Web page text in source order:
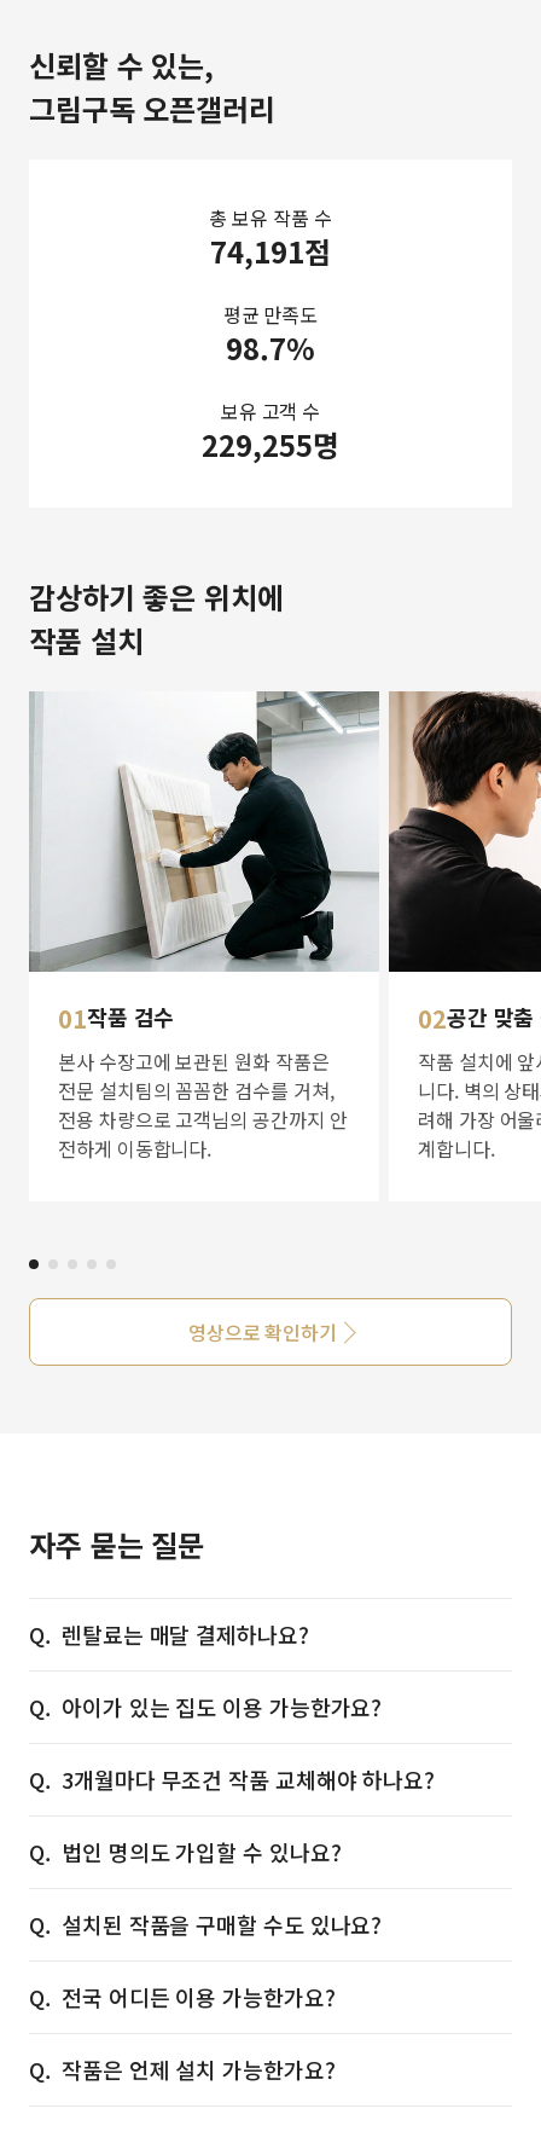
신뢰할 수 있는,
그림구독 오픈갤러리
총 보유 작품 수
74,191점
평균 만족도
98.7%
보유 고객 수
229,255명
감상하기 좋은 위치에
작품 설치
01작품 검수
본사 수장고에 보관된 원화 작품은
전문 설치팀의 꼼꼼한 검수를 거쳐,
전용 차량으로 고객님의 공간까지 안
전하게 이동합니다.
02공간 맞
작품 설치에
니다. 벽의 상
려해 가장 어
계합니다.
영상으로 확인하기
자주 묻는 질문
렌탈료는 매달 결제하나요?
아이가 있는 집도 이용 가능한가요?
3개월마다 무조건 작품 교체해야 하나요?
법인 명의도 가입할 수 있나요?
설치된 작품을 구매할 수도 있나요?
전국 어디든 이용 가능한가요?
작품은 언제 설치 가능한가요?